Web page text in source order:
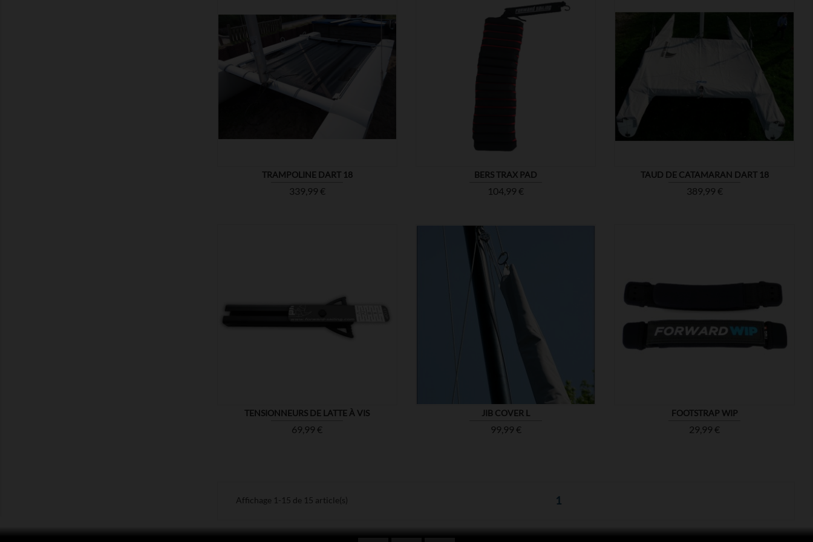
TRAMPOLINE DART 18
Prix
339,99 €

BERS TRAX PAD
Prix
104,99 €
TAUD DE CATAMARAN DART 18
Prix
389,99 €
MONTRER
TENSIONNEURS DE LATTE À VIS
Prix
69,99 €
MONTRER 
JIB COVER L
Prix
99,99 €
FOOTSTRAP WIP
Prix
29,99 €
MONTRER 
Affichage 1-15 de 15 article(s) 1